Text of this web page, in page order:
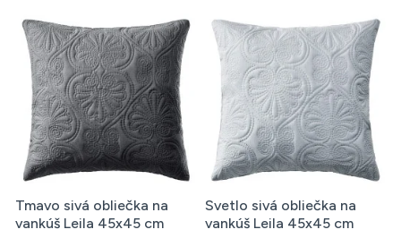
Tmavo sivá obliečka na
vankúš Leila 45x45 cm
Svetlo sivá obliečka na
vankúš Leila 45x45 cm